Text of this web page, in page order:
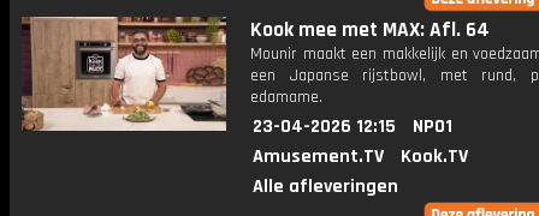
Kook mee met MAX: Afl. 64
Mounir maakt een makkelijk en
een Japanse rijstbowl, met rund,
edamame.
23-04-2026 12:15
NPO1
Amusement.TV
Kook.TV
Alle afleveringen